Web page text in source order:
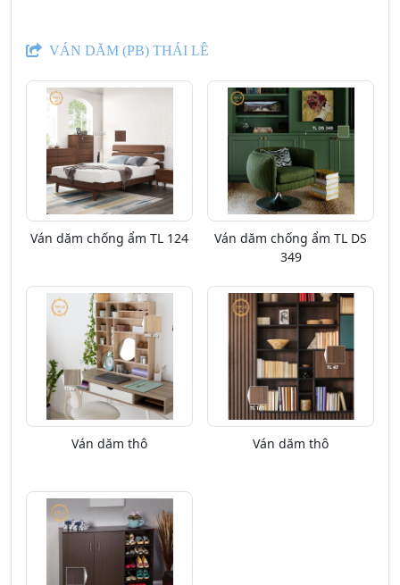
VÁN DĂM (PB) THÁI LÊ
Ván dăm chống ẩm TL 124
Ván dăm chống ẩm TL DS
349
Ván dăm thô Ván dăm thô